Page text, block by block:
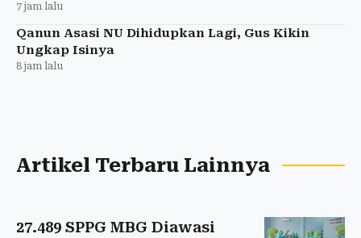
7 jam lalu
Qanun Asasi NU Dihidupkan Lagi, Gus Kikin
Ungkap Isinya
8 jam lalu
Artikel Terbaru Lainnya
27.489 SPPG MBG Diawasi